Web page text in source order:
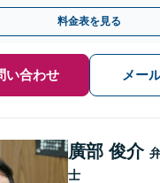
解決へ導きます【夜間・休
料金表を見る
い合わせ メー
廣部 俊介
士